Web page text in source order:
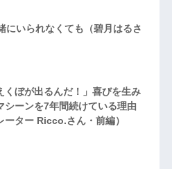
にいられなくても（碧月はるさ
くぼが出るんだ！」喜びを生み
シーンを7年間続けている理由
ーター Ricco.さん・前編）